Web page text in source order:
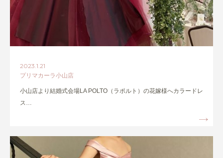
2023.1.21
プリマカーラ小山店
小山店より結婚式会場LA POLTO（ラポルト）の花嫁様へカラードレ
ス…